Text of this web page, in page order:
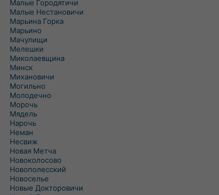
Малые Городятичи
Малые Нестановичи
Марьина Горка
Марьино
Мачулищи
Мелешки
Миколаевщина
Минск
Михановичи
Могильно
Молодечно
Морочь
Мядель
Нарочь
Неман
Несвиж
Новая Метча
Новоколосово
Новополесский
Новоселье
Новые Докторовичи